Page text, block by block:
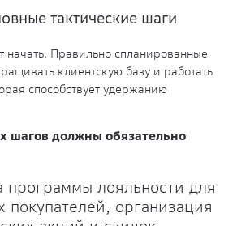
тактические шаги
начать. Правильно спланированные
клиентскую базу и работать
способствует удержанию
шагов должны обязательно
программы лояльности для
покупателей, организация